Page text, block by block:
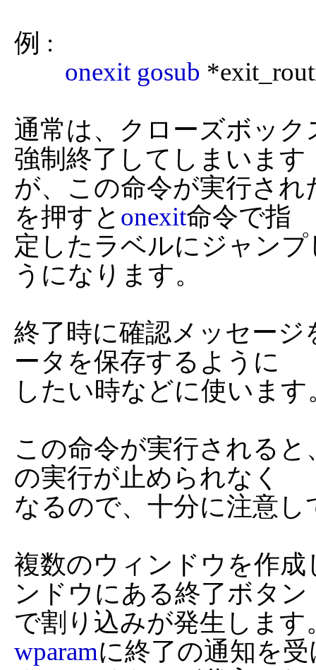
例 :
onexit gosub
通常は、クローズボッ
強制終了してしまいます
が、この命令が実行さ
を押すと onexit命令で指
定したラベルにジャン
うになります。
終了時に確認メッセー
ータを保存するように
したい時などに使います
この命令が実行される
の実行が止められなく
なるので、十分に注意
複数のウィンドウを作
ンドウにある終了ボタン
で割り込みが発生しま
wparamに終了の通知を